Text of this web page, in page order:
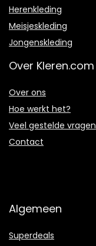
Herenkleding
Meisjeskleding
Jongenskleding
Over Kleren.com
Over ons
Hoe werkt het?
Veel gestelde vragen
Contact
Algemeen
Superdeals